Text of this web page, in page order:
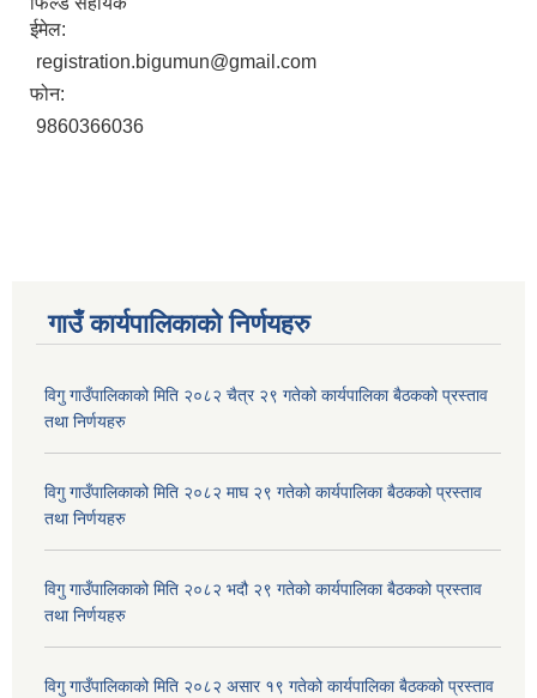
ईमेल:
registration.bigumun@gmail.com
फोन:
9860366036
गाउँ कार्यपालिकाकाे निर्णयहरु
विगु गाउँपालिकाको मिति २०८२ चैत्र २९ गतेको कार्यपालिका बैठकको प्रस्ताव
तथा निर्णयहरु
विगु गाउँपालिकाको मिति २०८२ माघ २९ गतेको कार्यपालिका बैठकको प्रस्ताव
तथा निर्णयहरु
विगु गाउँपालिकाको मिति २०८२ भदौ २९ गतेको कार्यपालिका बैठकको प्रस्ताव
तथा निर्णयहरु
विगु गाउँपालिकाको मिति २०८२ असार १९ गतेको कार्यपालिका बैठकको प्रस्ताव